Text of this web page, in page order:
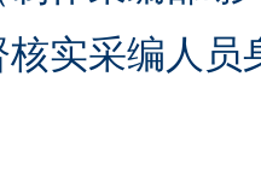
实采编人员